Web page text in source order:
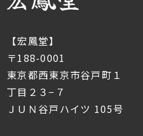
【宏鳳堂】
〒188-0001
東京都西東京市谷戸町１
丁目２３−７
ＪＵＮ谷戸ハイツ 105号